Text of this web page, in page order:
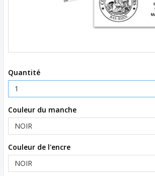
Quantité
Couleur du manche
Couleur de l'encre